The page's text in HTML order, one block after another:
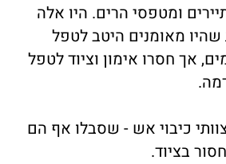
ומטפסי הרים. היו אלה
שהיו מאומנים היטב לטפל
אך חסרו אימון וציוד לטפל
כיבוי אש - שסבלו אף הם
בציוד.